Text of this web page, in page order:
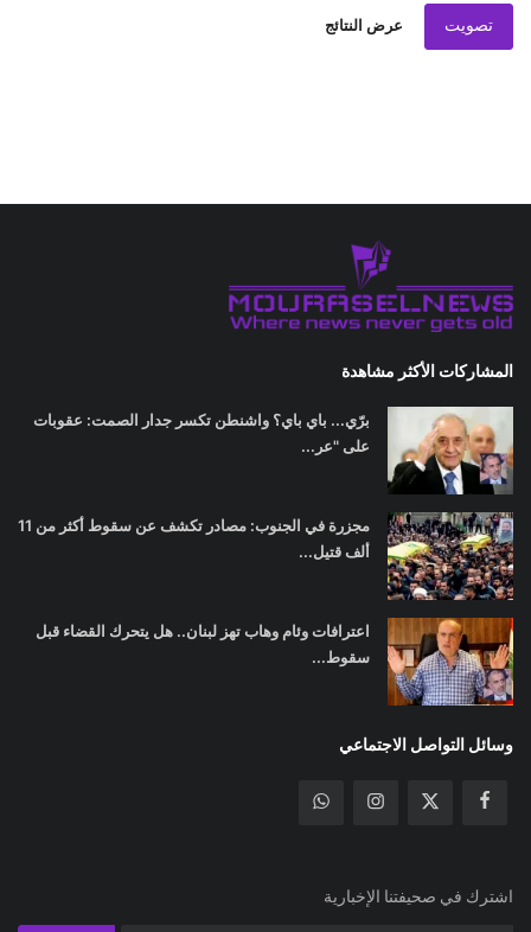
تصويت عرض النتائج
المشاركات الأكثر مشاهدة
برّي... باي باي؟ واشنطن تكسر جدار الصمت: عقوبات
على "عر...
مجزرة في الجنوب: مصادر تكشف عن سقوط أكثر من 11
ألف قتيل...
اعترافات وئام وهاب تهز لبنان.. هل يتحرك القضاء قبل
سقوط...
وسائل التواصل الاجتماعي
اشترك في صحيفتنا الإخبارية